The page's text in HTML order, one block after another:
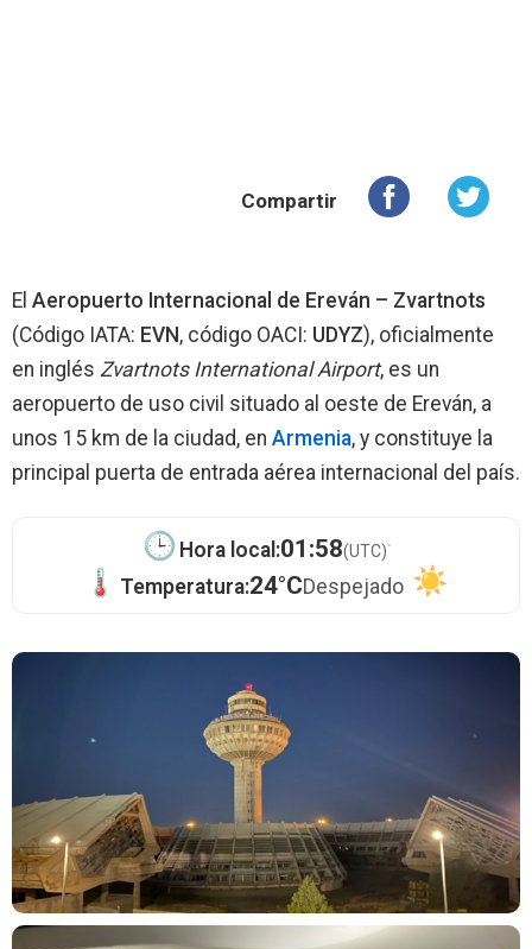
Compartir
El Aeropuerto Internacional de Ereván – Zvartnots
(Código IATA: EVN , código OACI: UDYZ), oficialmente
en inglés Zvartnots International Airport, es un
aeropuerto de uso civil situado al oeste de Ereván, a
unos 15 km de la ciudad, en Armenia, y constituye la
principal puerta de entrada aérea internacional del país.
Hora local:01:58(UTC)·
Temperatura:24°CDespejado